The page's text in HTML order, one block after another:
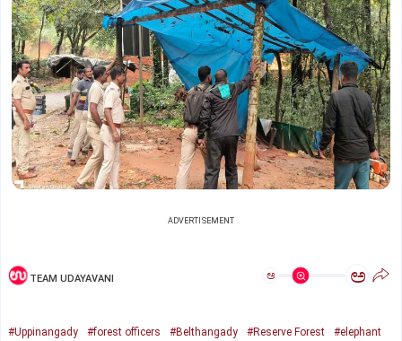
ADVERTISEMENT
TEAM UDAYAVANI ಅ ಅ
#Uppinangady #forest officers #Belthangady #Reserve Forest
#elephant